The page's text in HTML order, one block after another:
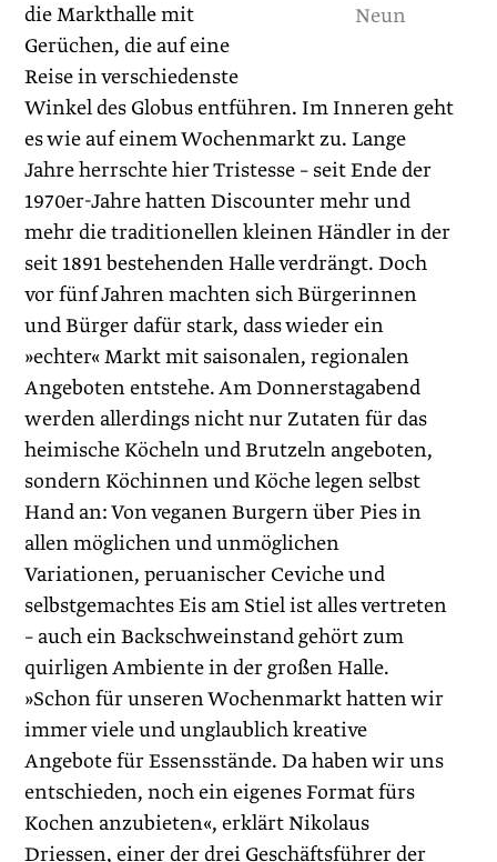
Neun
die Markthalle mit
Gerüchen, die auf eine
Reise in verschiedenste
Winkel des Globus entführen. Im Inneren geht
es wie auf einem Wochenmarkt zu. Lange
Jahre herrschte hier Tristesse – seit Ende der
1970er-Jahre hatten Discounter mehr und
mehr die traditionellen kleinen Händler in der
seit 1891 bestehenden Halle verdrängt. Doch
vor fünf Jahren machten sich Bürgerinnen
und Bürger dafür stark, dass wieder ein
»echter« Markt mit saisonalen, regionalen
Angeboten entstehe. Am Donnerstagabend
werden allerdings nicht nur Zutaten für das
heimische Köcheln und Brutzeln angeboten,
sondern Köchinnen und Köche legen selbst
Hand an: Von veganen Burgern über Pies in
allen möglichen und unmöglichen
Variationen, peruanischer Ceviche und
selbstgemachtes Eis am Stiel ist alles vertreten
– auch ein Backschweinstand gehört zum
quirligen Ambiente in der großen Halle.
»Schon für unseren Wochenmarkt hatten wir
immer viele und unglaublich kreative
Angebote für Essensstände. Da haben wir uns
entschieden, noch ein eigenes Format fürs
Kochen anzubieten«, erklärt Nikolaus
Driessen, einer der drei Geschäftsführer der